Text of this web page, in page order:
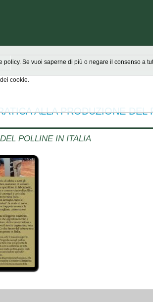
ALLA PRODUZIONE DEL
POLLINE IN ITALIA
Se vuoi saperne di più o negare il consenso a
cookie.